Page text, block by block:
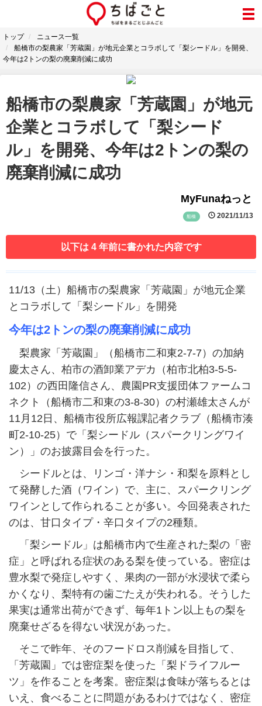
トップ
ニュース一覧
船橋市の梨農家「芳蔵園」が地元企業とコラボして「梨シードル」を開発、
今年は2トンの梨の廃棄削減に成功
船橋市の梨農家「芳蔵園」が地元
企業とコラボして「梨シード
ル」を開発、今年は2トンの梨の
廃棄削減に成功
MyFunaねっと
船橋 2021/11/13
以下は 4 年前に書かれた内容です
11/13（土）船橋市の梨農家「芳蔵園」が地元企業
とコラボして「梨シードル」を開発
今年は2トンの梨の廃棄削減に成功
梨農家「芳蔵園」（船橋市二和東2-7-7）の加納
慶太さん、柏市の酒卸業アデカ（柏市北柏3-5-5-
102）の西田隆信さん、農園PR⽀援団体ファームコ
ネクト（船橋市二和東の3-8-30）の村瀬雄太さんが
11月12日、船橋市役所広報課記者クラブ（船橋市湊
町2-10-25）で「梨シードル（スパークリングワイ
ン）」のお披露目会を行った。
シードルとは、リンゴ・洋ナシ・和梨を原料とし
て発酵した酒（ワイン）で、主に、スパークリング
ワインとして作られることが多い。今回発表された
のは、甘口タイプ・辛口タイプの2種類。
「梨シードル」は船橋市内で生産された梨の「密
症」と呼ばれる症状のある梨を使っている。密症は
豊水梨で発症しやすく、果肉の一部が水浸状で柔ら
かくなり、梨特有の歯ごたえが失われる。そうした
果実は通常出荷ができず、毎年1トン以上もの梨を
廃棄せざるを得ない状況があった。
そこで昨年、そのフードロス削減を目指して、
「芳蔵園」では密症梨を使った「梨ドライフルー
ツ」を作ることを考案。密症梨は食味が落ちるとは
いえ、食べることに問題があるわけではなく、密症